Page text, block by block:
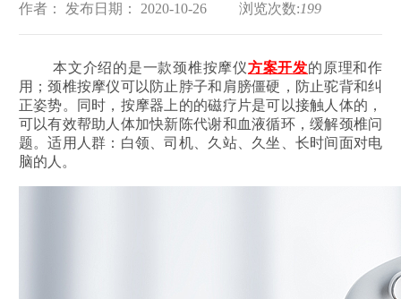
作者： 发布日期： 2020-10-26 浏览次数:199
本文介绍的是一款颈椎按摩仪方案开发的原理和作
用；颈椎按摩仪可以防止脖子和肩膀僵硬，防止驼背和纠
正姿势。同时，按摩器上的的磁疗片是可以接触人体的，
可以有效帮助人体加快新陈代谢和血液循环，缓解颈椎问
题。适用人群：白领、司机、久站、久坐、长时间面对电
脑的人。